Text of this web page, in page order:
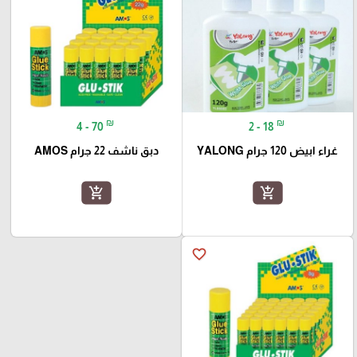
2 - 18 ₪
غراء ابيض 120 جرام YALONG
add_shopping_cart
4 - 70 ₪
دبق ناشف 22 جرام AMOS
add_shopping_cart
favorite_border